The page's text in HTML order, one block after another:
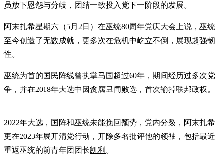
员放下恩怨与分歧，团结一致投入党下一阶段的发展。
阿末扎希星期六（5月2日）在巫统80周年党庆大会上说，巫统
至今创造了无数成就，更多次在危机中屹立不倒，展现超强韧
性。
巫统为首的国民阵线曾执掌马国超过60年，期间经历过多次党
争，并在2018年大选中因贪腐丑闻败选，首次输掉联邦政权。
2022年大选，国阵和巫统未能挽回颓势，党内分裂，阿末扎希
更在2023年展开清党行动，开除多名批评他的领袖，包括最近
重返巫统的前青年团团长凯利 。